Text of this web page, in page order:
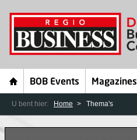
BOB Events Magazines
U bent hier: Home Thema's